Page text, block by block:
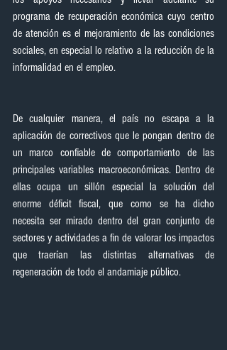
programa de recuperación económica cuyo centro
de atención es el mejoramiento de las condiciones
sociales, en especial lo relativo a la reducción de la
informalidad en el empleo.
De cualquier manera, el país no escapa a la
aplicación de correctivos que le pongan dentro de
un marco confiable de comportamiento de las
principales variables macroeconómicas. Dentro de
ellas ocupa un sillón especial la solución del
enorme déficit fiscal, que como se ha dicho
necesita ser mirado dentro del gran conjunto de
sectores y actividades a fin de valorar los impactos
que traerían las distintas alternativas de
regeneración de todo el andamiaje público.